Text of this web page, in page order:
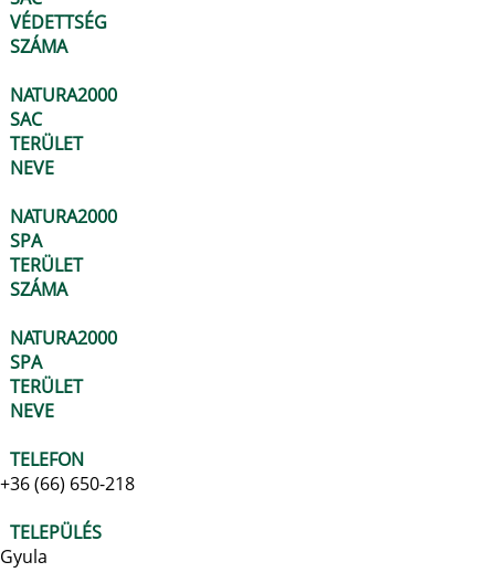
VÉDETTSÉG
SZÁMA
NATURA2000
SAC
TERÜLET
NEVE
NATURA2000
SPA
TERÜLET
SZÁMA
NATURA2000
SPA
TERÜLET
NEVE
TELEFON
+36 (66) 650-218
TELEPÜLÉS
Gyula